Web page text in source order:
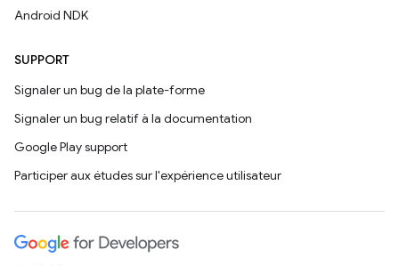
Android NDK
SUPPORT
Signaler un bug de la plate-forme
Signaler un bug relatif à la documentation
Google Play support
Participer aux études sur l'expérience utilisateur